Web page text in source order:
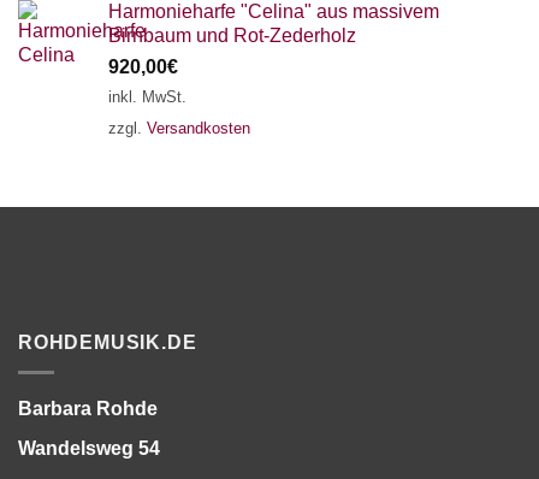
Harmonieharfe "Celina" aus massivem
Birnbaum und Rot-Zederholz
920,00€
inkl. MwSt.
zzgl. Versandkosten
ROHDEMUSIK.DE
Barbara Rohde
Wandelsweg 54